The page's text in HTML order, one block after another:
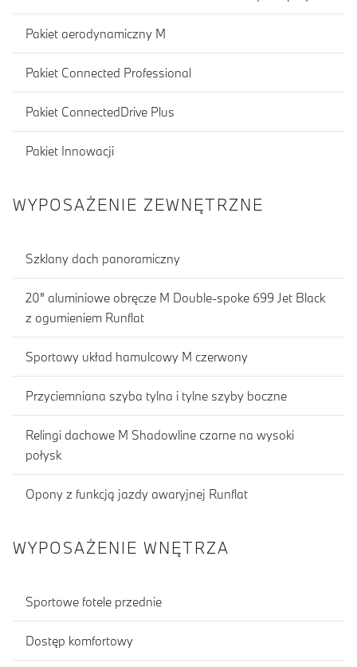
Pakiet aerodynamiczny M
Pakiet Connected Professional
Pakiet ConnectedDrive Plus
Pakiet Innowacji
WYPOSAŻENIE ZEWNĘTRZNE
Szklany dach panoramiczny
20" aluminiowe obręcze M Double-spoke 699 Jet Black
z ogumieniem Runflat
Sportowy układ hamulcowy M czerwony
Przyciemniana szyba tylna i tylne szyby boczne
Relingi dachowe M Shadowline czarne na wysoki
połysk
Opony z funkcją jazdy awaryjnej Runflat
WYPOSAŻENIE WNĘTRZA
Sportowe fotele przednie
Dostęp komfortowy